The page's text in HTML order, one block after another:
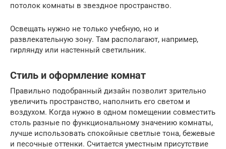
потолок комнаты в звездное пространство.
Освещать нужно не только учебную, но и
развлекательную зону. Там располагают, например,
гирлянду или настенный светильник.
Стиль и оформление комнат
Правильно подобранный дизайн позволит зрительно
увеличить пространство, наполнить его светом и
воздухом. Когда нужно в одном помещении совместить
столь разные по функциональному значению комнаты,
лучше использовать спокойные светлые тона, бежевые
и песочные оттенки. Считается уместным присутствие